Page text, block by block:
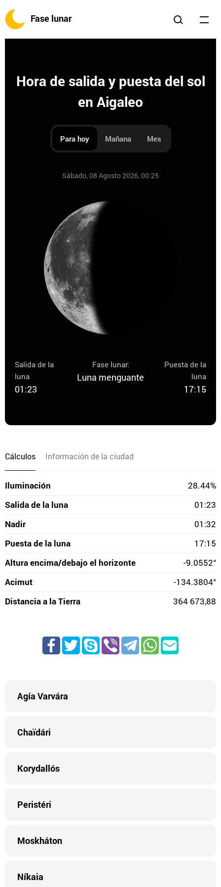
Fase lunar
Hora de salida y puesta del sol
en Aigaleo
Para hoy Mañana Mes
Sábado, 08 Agosto 2026, 00:25
Salida de la
luna
01:23
Fase lunar:
Luna menguante
Puesta de la
luna
17:15
Cálculos Información de la ciudad
Iluminación
28.44%
Salida de la luna
01:23
Nadir
01:32
Puesta de la luna
17:15
Altura encima/debajo el horizonte
-9.0552°
Acimut
-134.3804°
Distancia a la Tierra
364 673,88
Agía Varvára
Chaïdári
Korydallós
Peristéri
Moskháton
Níkaia